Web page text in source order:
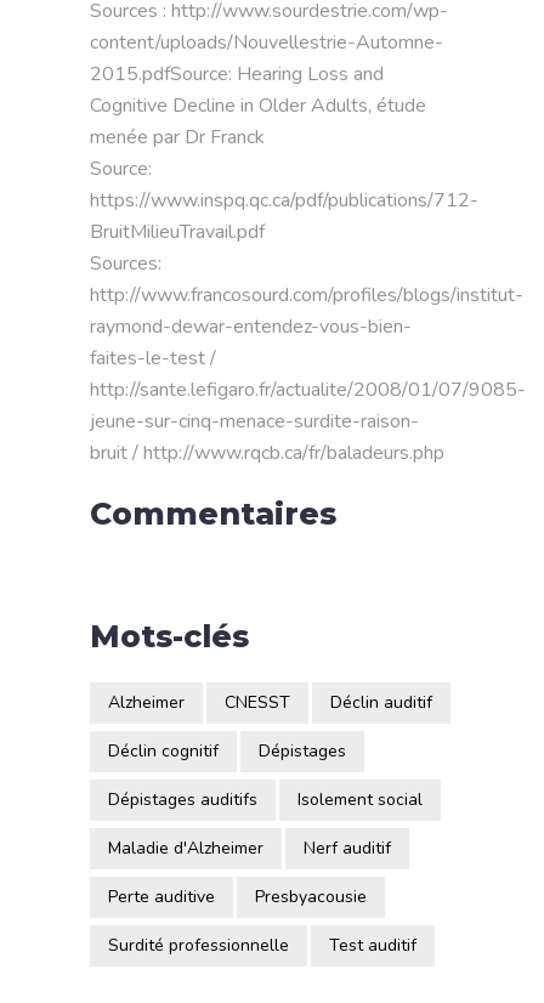
Sources : http://www.sourdestrie.com/wp-
content/uploads/Nouvellestrie-Automne-
2015.pdfSource: Hearing Loss and
Cognitive Decline in Older Adults, étude
menée par Dr Franck
Source:
https://www.inspq.qc.ca/pdf/publications/712-
BruitMilieuTravail.pdf
Sources:
http://www.francosourd.com/profiles/blogs/institut-
raymond-dewar-entendez-vous-bien-
faites-le-test /
http://sante.lefigaro.fr/actualite/2008/01/07/9085-
jeune-sur-cinq-menace-surdite-raison-
bruit / http://www.rqcb.ca/fr/baladeurs.php
Commentaires
Mots-clés
Alzheimer CNESST Déclin auditif
Déclin cognitif Dépistages
Dépistages auditifs Isolement social
Maladie d'Alzheimer Nerf auditif
Perte auditive Presbyacousie
Surdité professionnelle Test auditif